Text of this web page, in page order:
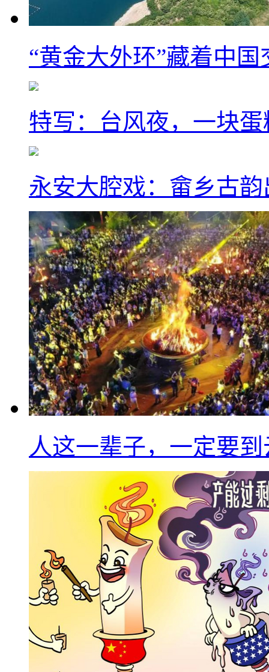
“黄金大外环”藏着中
特写：台风夜，一块
永安大腔戏：畲乡古
人这一辈子，一定要